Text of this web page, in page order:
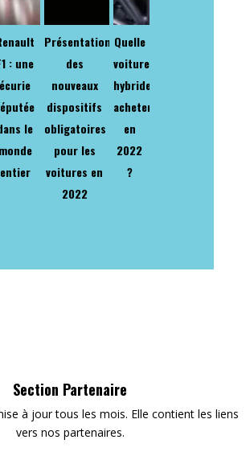
: une
écurie
le
monde
entier
Présentation
des
nouveaux
dispositifs
obligatoires
pour les
voitures en
2022
Quelle
voiture
hybride
acheter
en
2022
?
Section Partenaire
à jour tous les mois. Elle contient les liens
vers nos partenaires.